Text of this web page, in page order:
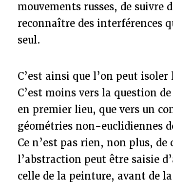
mouvements russes, de suivre
reconnaître des interférences
seul.
C’est ainsi que l’on peut
C’est moins vers la question
en premier lieu, que vers un
géométries non-euclidiennes
Ce n’est pas rien, non plus,
l’abstraction peut être saisie
celle de la peinture, avant de